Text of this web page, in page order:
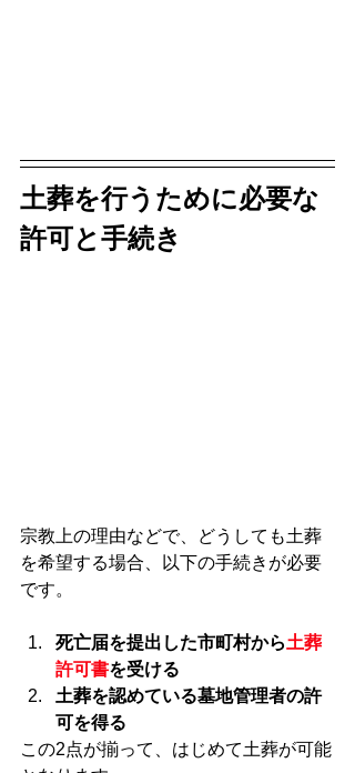
土葬を行うために必要な
許可と手続き
宗教上の理由などで、どうしても土葬
を希望する場合、以下の手続きが必要
です。
死亡届を提出した市町村から土葬
許可書を受ける
土葬を認めている墓地管理者の許
可を得る
この2点が揃って、はじめて土葬が可能